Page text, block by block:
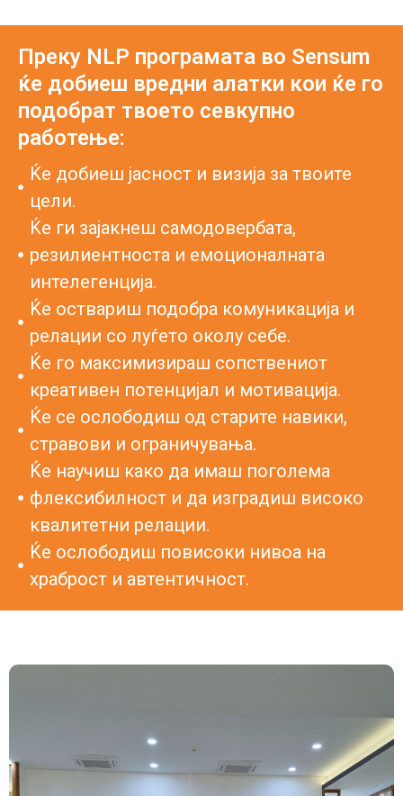
Преку NLP програмата во Sensum
ќе добиеш вредни алатки кои ќе го
подобрат твоето севкупно
работење:
Ќе добиеш јасност и визија за твоите
цели.
Ќе ги зајакнеш самодовербата,
резилиентноста и емоционалната
интелегенција.
Ќе оствариш подобра комуникација и
релации со луѓето околу себе.
Ќе го максимизираш сопствениот
креативен потенцијал и мотивација.
Ќе се ослободиш од старите навики,
стравови и ограничувања.
Ќе научиш како да имаш поголема
флексибилност и да изградиш високо
квалитетни релации.
Ќе ослободиш повисоки нивоа на
храброст и автентичност.